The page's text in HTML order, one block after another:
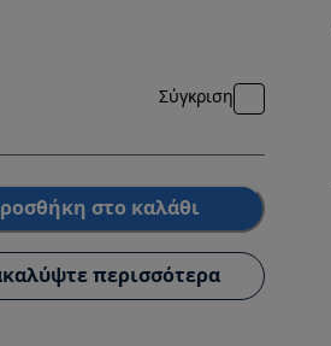
Σύγκριση
στο καλάθι
περισσότερα